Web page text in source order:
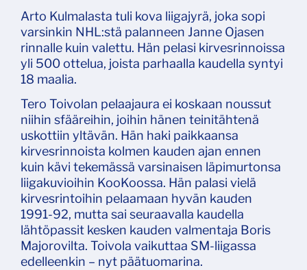
Arto Kulmalasta tuli kova liigajyrä, joka sopi
varsinkin NHL:stä palanneen Janne Ojasen
rinnalle kuin valettu. Hän pelasi kirvesrinnoissa
yli 500 ottelua, joista parhaalla kaudella syntyi
18 maalia.
Tero Toivolan pelaajaura ei koskaan noussut
niihin sfääreihin, joihin hänen teinitähtenä
uskottiin yltävän. Hän haki paikkaansa
kirvesrinnoista kolmen kauden ajan ennen
kuin kävi tekemässä varsinaisen läpimurtonsa
liigakuvioihin KooKoossa. Hän palasi vielä
kirvesrintoihin pelaamaan hyvän kauden
1991-92, mutta sai seuraavalla kaudella
lähtöpassit kesken kauden valmentaja Boris
Majorovilta. Toivola vaikuttaa SM-liigassa
edelleenkin – nyt päätuomarina.